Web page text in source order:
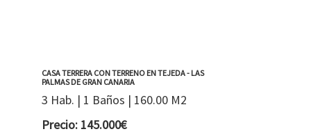
CASA TERRERA CON TERRENO EN TEJEDA - LAS
PALMAS DE GRAN CANARIA
3 Hab. | 1 Baños | 160.00 M2
Precio: 145.000€